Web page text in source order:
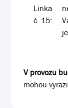
Linka
č. 15:
V provozu
mohou